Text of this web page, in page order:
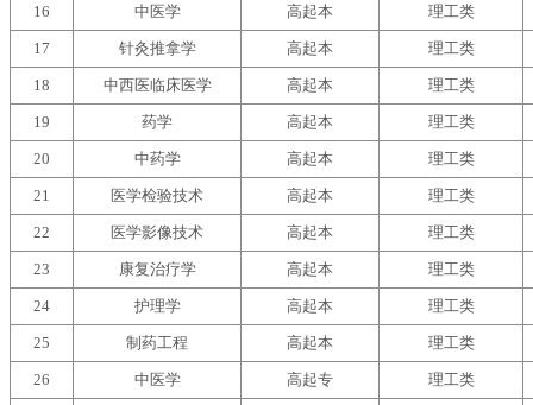
16 中医学 高起本 理工类
17 针灸推拿学 高起本 理工类
18 中西医临床医学 高起本 理工类
19 药学 高起本 理工类
20 中药学 高起本 理工类
21 医学检验技术 高起本 理工类
22 医学影像技术 高起本 理工类
23 康复治疗学 高起本 理工类
24 护理学 高起本 理工类
25 制药工程 高起本 理工类
26 中医学 高起专 理工类